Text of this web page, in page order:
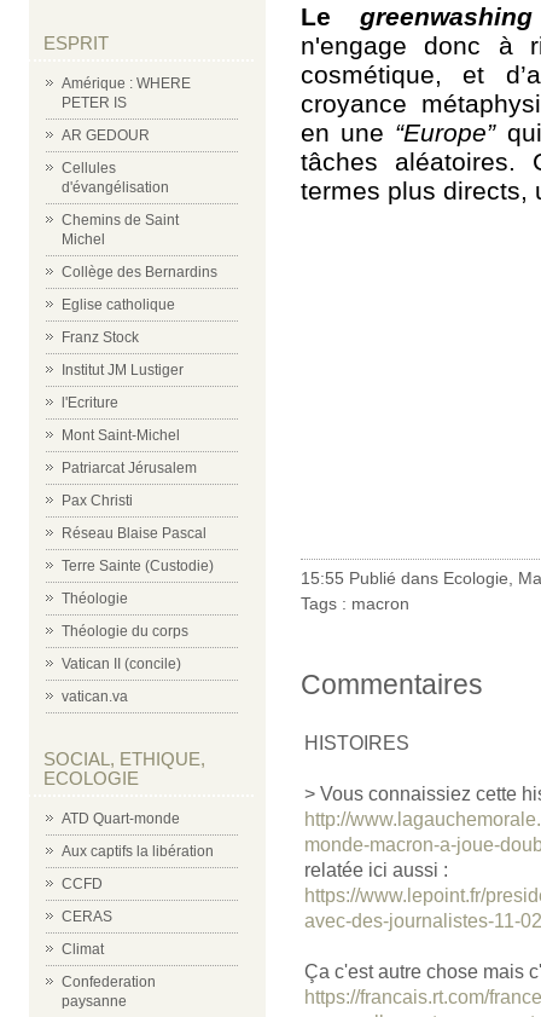
ESPRIT
Amérique : WHERE
PETER IS
AR GEDOUR
Cellules
d'évangélisation
Chemins de Saint
Michel
Collège des Bernardins
Eglise catholique
Franz Stock
Institut JM Lustiger
l'Ecriture
Mont Saint-Michel
Patriarcat Jérusalem
Pax Christi
Réseau Blaise Pascal
Terre Sainte (Custodie)
Théologie
Théologie du corps
Vatican II (concile)
vatican.va
SOCIAL, ETHIQUE,
ECOLOGIE
ATD Quart-monde
Aux captifs la libération
CCFD
CERAS
Climat
Confederation
paysanne
Le greenwashing
n'engage donc à
cosmétique, et
croyance
en une “Europe”
tâches aléatoires.
termes plus directs,
15:55 Publié dans Ecologie
Tags : macron
Commentaires
HISTOIRES
> Vous connaissiez cette
http://
monde-macron-a-joue-
relatée ici aussi :
https://www.lepoint.fr/
avec-des-journalistes-11-
Ça c'est autre chose mais
https://francais.rt.com/